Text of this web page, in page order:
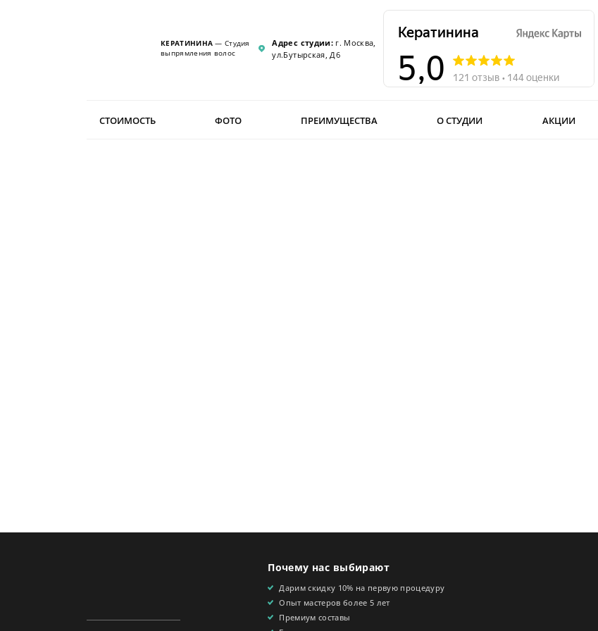
КЕРАТИНИНА — Студия
выпрямления волос
Адрес студии:г. Москва,
ул.Бутырская, Д6
СТОИМОСТЬ ФОТО ПРЕИМУЩЕСТВА О СТУДИИ АКЦИИ
Почему нас выбирают
Дарим скидку 10% на первую процедуру
Опыт мастеров более 5 лет
Премиум составы